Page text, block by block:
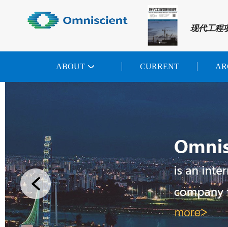
现代工程
ABOUT CURRENT